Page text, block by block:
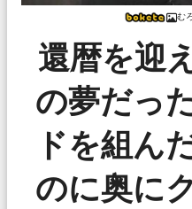
む
還暦を迎
の夢だっ
ドを組ん
のに奥に